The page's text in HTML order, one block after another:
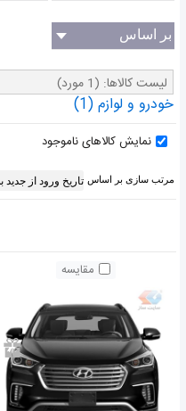
بر اساس
لیست کالاها: (1 مورد)
خودرو و لوازم(1)
نمایش کالاهای ناموجود
مرتب سازی بر اساس
مقایسه